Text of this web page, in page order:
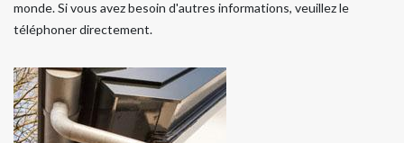
monde. Si vous avez besoin d'autres informations, veuillez le
téléphoner directement.